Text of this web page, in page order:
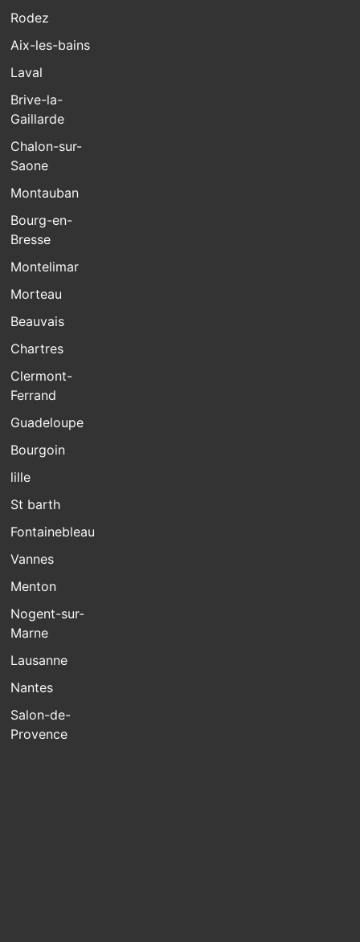
Rodez
Aix-les-bains
Laval
Brive-la-
Gaillarde
Chalon-sur-
Saone
Montauban
Bourg-en-
Bresse
Montelimar
Morteau
Beauvais
Chartres
Clermont-
Ferrand
Guadeloupe
Bourgoin
lille
St barth
Fontainebleau
Vannes
Menton
Nogent-sur-
Marne
Lausanne
Nantes
Salon-de-
Provence